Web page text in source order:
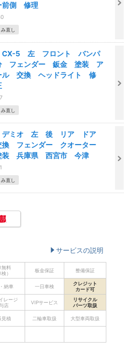
前側 修理
直し
CX-5 左 フロント バンパ
フェンダー 鈑金 塗装 ア
ル 交換 ヘッドライト 修
直し
デミオ 左 後 リア ドア
フェンダー クオーター
装 兵庫県 西宮市 今津
直し
サービスの説明
無料
検）
板金保証 整備保証
納車 一日車検
クレジット
カード可
レージ
店
VIPサービス
リサイクル
パーツ取扱
見積 二輪車取扱 大型車両取扱